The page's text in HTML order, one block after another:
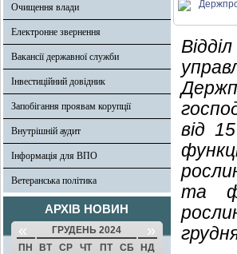
Очищення влади
Електронне звернення
Вакансії державної служби
Інвестиційний довідник
Запобігання проявам корупції
Внутрішній аудит
Інформація для ВПО
Ветеранська політика
АРХІВ НОВИН
« ГРУДЕНЬ 2024 »
ПН ВТ СР ЧТ ПТ СБ
НД
від
та